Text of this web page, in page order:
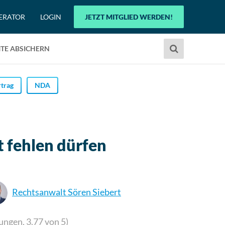
LOGIN JETZT MITGLIED WERDEN!
ABSICHERN
Verwende
die
NDA
fehlen dürfen
Rechtsanwalt Sören Siebert
3.77von 5)